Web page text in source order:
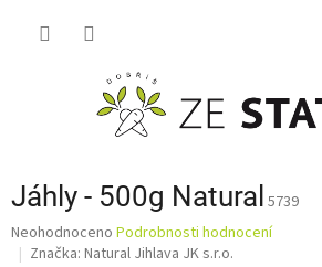
Jáhly - 500g Natural 5739
Průměrné
hodnocení
Neohodnoceno Podrobnosti hodnocení
Značka: Natural Jihlava JK s.r.o.